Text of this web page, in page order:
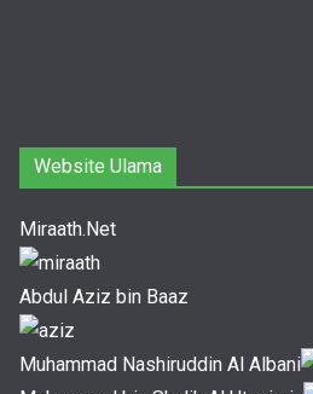
Website Ulama
Miraath.Net
Abdul Aziz bin Baaz
Muhammad Nashiruddin Al Albani